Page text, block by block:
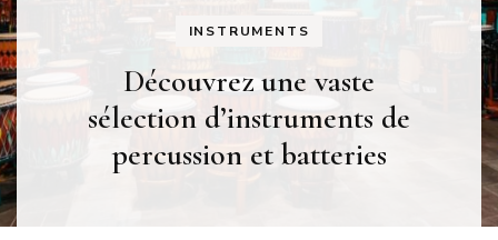
INSTRUMENTS
Découvrez une vaste
sélection d’instruments de
percussion et batteries